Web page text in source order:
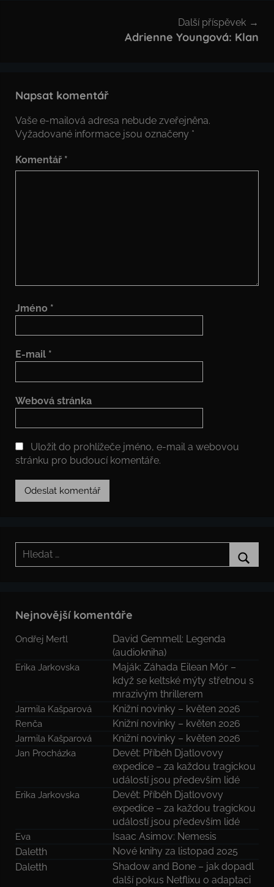
Další příspěvek
Adrienne Youngová: Klan
Napsat komentář
Vaše e-mailová adresa nebude zveřejněna.
Vyžadované informace jsou označeny *
Komentář *
Jméno *
E-mail *
Webová stránka
Uložit do prohlížeče jméno, e-mail a webovou
stránku pro budoucí komentáře.
Hledat:
Nejnovější komentáře
Ondřej Mertl
David Gemmell: Legenda
(audiokniha)
Erika Jarkovska
Maják: Záhada Eilean Mór –
když se keltské mýty střetnou s
mrazivým thrillerem
Jarmila Kašparová Knižní novinky – květen 2026
Renča Knižní novinky – květen 2026
Jarmila Kašparová Knižní novinky – květen 2026
Jan Procházka
Devět: Příběh Djatlovovy
expedice – za každou tragickou
událostí jsou především lidé
Erika Jarkovska
Devět: Příběh Djatlovovy
expedice – za každou tragickou
událostí jsou především lidé
Eva
Isaac Asimov: Nemesis
Daletth
Nové knihy za listopad 2025
Daletth
Shadow and Bone – jak dopadl
další pokus Netflixu o adaptaci